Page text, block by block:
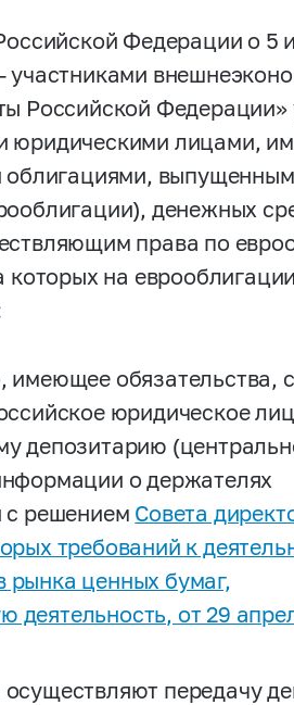
Федерации о 5
Российской Федерации»
юридическими лицами,
облигациями,
денежных
права по
на еврооблигации
имеющее обязательства,
юридическое
депозитарию
о держателях
с решением Совета
требований к
рынка ценных бумаг,
деятельность, от 29
передачу